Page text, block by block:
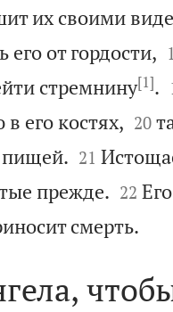
их своими
его от гордости,
стремнину[1].
его костях,
20
пищей.
21
прежде.
22
смерть.